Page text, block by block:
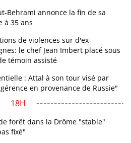
Behrami annonce la fin de sa
à 35 ans
de violences sur d'ex-
le chef Jean Imbert placé sous
témoin assisté
: Attal à son tour visé par
en provenance de Russie"
18H
forêt dans la Drôme "stable"
fixé"